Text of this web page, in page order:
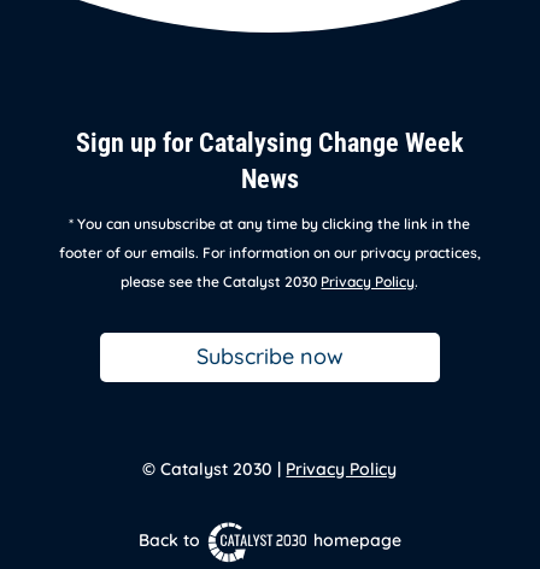
Sign up for Catalysing Change Week
News
* You can unsubscribe at any time by clicking the link in the
footer of our emails. For information on our privacy practices,
please see the Catalyst 2030 Privacy Policy.
Subscribe now
© Catalyst 2030 | Privacy Policy
Back to homepage